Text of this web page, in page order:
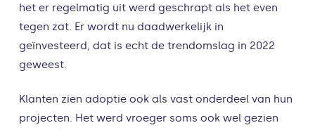
het er regelmatig uit werd geschrapt als het even
tegen zat. Er wordt nu daadwerkelijk in
geïnvesteerd, dat is echt de trendomslag in 2022
geweest.
Klanten zien adoptie ook als vast onderdeel van hun
projecten. Het werd vroeger soms ook wel gezien